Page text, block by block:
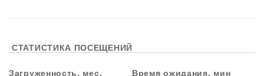
СТАТИСТИКА ПОСЕЩЕНИЙ
Загруженность, мес.
Время ожидания, мин